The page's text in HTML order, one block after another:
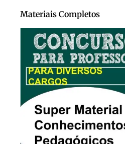
Materiais Completos